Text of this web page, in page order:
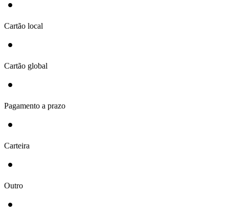
Cartão local
Cartão global
Pagamento a prazo
Carteira
Outro